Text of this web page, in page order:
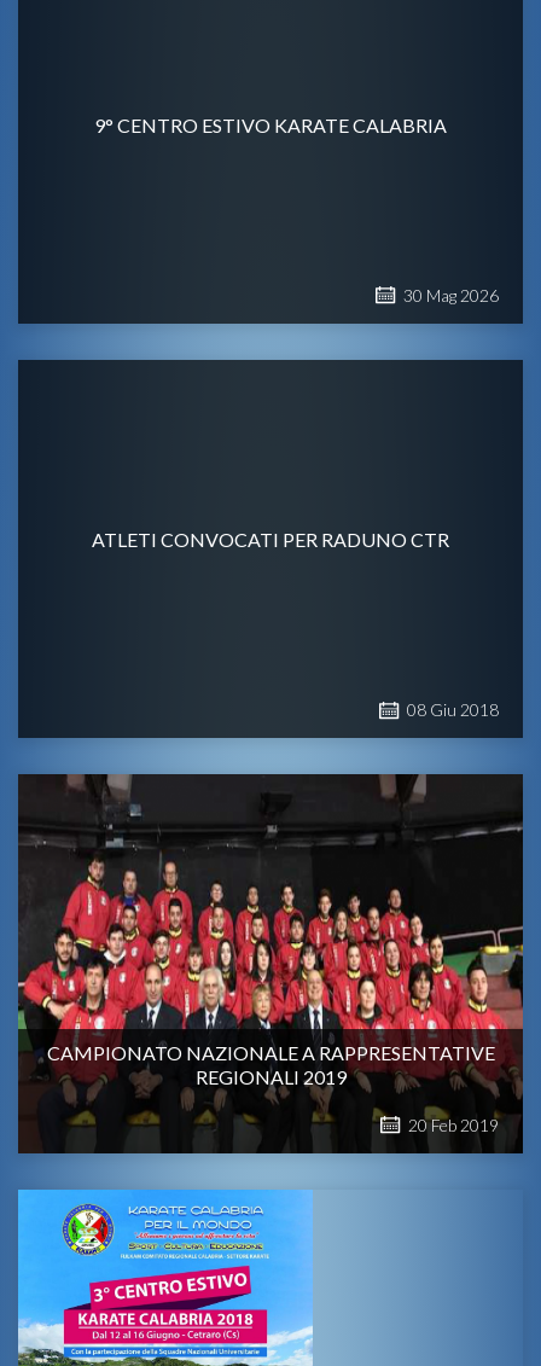
9° CENTRO ESTIVO KARATE CALABRIA
30 Mag 2026
ATLETI CONVOCATI PER RADUNO CTR
08 Giu 2018
CAMPIONATO NAZIONALE A RAPPRESENTATIVE
REGIONALI 2019
20Feb 2019